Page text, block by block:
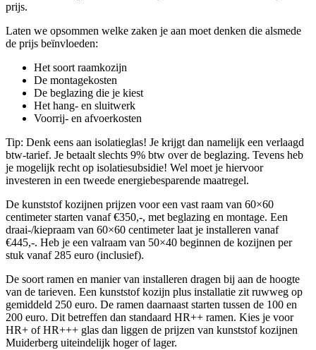
prijs.
Laten we opsommen welke zaken je aan moet denken die alsmede
de prijs beïnvloeden:
Het soort raamkozijn
De montagekosten
De beglazing die je kiest
Het hang- en sluitwerk
Voorrij- en afvoerkosten
Tip: Denk eens aan isolatieglas! Je krijgt dan namelijk een verlaagd
btw-tarief. Je betaalt slechts 9% btw over de beglazing. Tevens heb
je mogelijk recht op isolatiesubsidie! Wel moet je hiervoor
investeren in een tweede energiebesparende maatregel.
De kunststof kozijnen prijzen voor een vast raam van 60×60
centimeter starten vanaf €350,-, met beglazing en montage. Een
draai-/kiepraam van 60×60 centimeter laat je installeren vanaf
€445,-. Heb je een valraam van 50×40 beginnen de kozijnen per
stuk vanaf 285 euro (inclusief).
De soort ramen en manier van installeren dragen bij aan de hoogte
van de tarieven. Een kunststof kozijn plus installatie zit ruwweg op
gemiddeld 250 euro. De ramen daarnaast starten tussen de 100 en
200 euro. Dit betreffen dan standaard HR++ ramen. Kies je voor
HR+ of HR+++ glas dan liggen de prijzen van kunststof kozijnen
Muiderberg uiteindelijk hoger of lager.